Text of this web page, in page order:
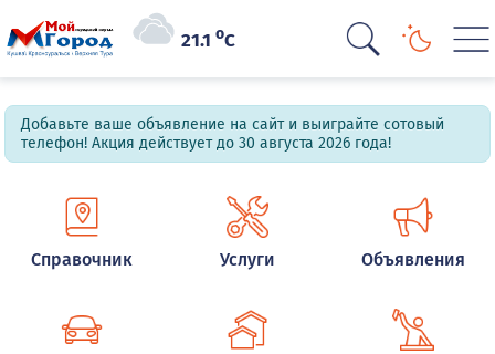
21.1oC
Добавьте ваше объявление на сайт и выиграйте сотовый
телефон! Акция действует до 30 августа 2026 года!
Справочник Услуги Объявления